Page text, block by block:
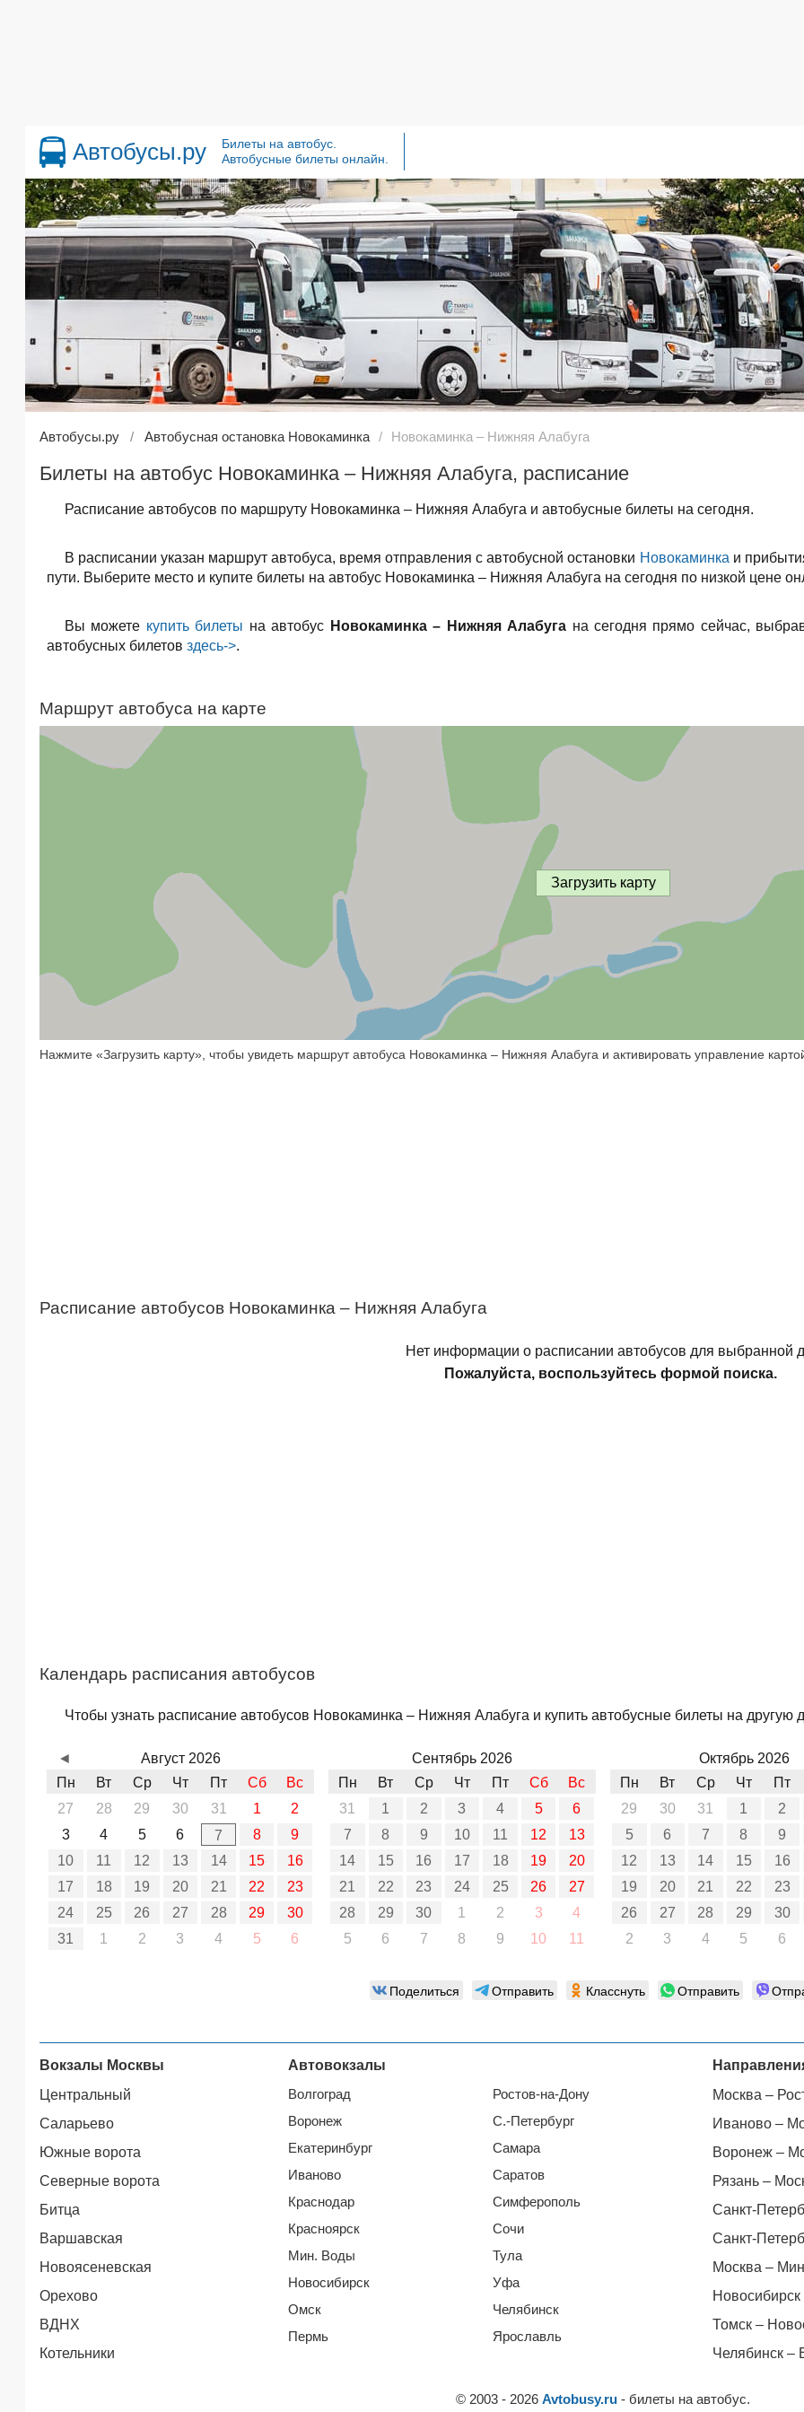
Автобусы.ру
Билеты на автобус.
Автобусные билеты онлайн.
Автобусы.ру Автобусная остановка Новокаминка Новокаминка – Нижняя Алабуга
Билеты на автобус Новокаминка – Нижняя Алабуга, расписание
Расписание автобусов по маршруту Новокаминка – Нижняя Алабуга и автобусные билеты на сегодня.
В расписании указан маршрут автобуса, время отправления с автобусной остановки Новокаминка и
пути. Выберите место и купите билеты на автобус Новокаминка – Нижняя Алабуга на сегодня по низкой цене
Вы можете купить билеты на автобус Новокаминка – Нижняя Алабуга на сегодня прямо сейчас,
автобусных билетов здесь->.
Маршрут автобуса на карте
Загрузить карту
Нажмите «Загрузить карту», чтобы увидеть маршрут автобуса Новокаминка – Нижняя Алабуга и активировать управление
Расписание автобусов Новокаминка – Нижняя Алабуга
Нет информации о расписании автобусов для выбранной
Пожалуйста, воспользуйтесь формой поиска.
Календарь расписания автобусов
Чтобы узнать расписание автобусов Новокаминка – Нижняя Алабуга и купить автобусные билеты на другую
Август 2026
Пн
Вт Ср Чт Пт Сб
Вс
27
28 29 30 31 1
2
3
4 5 6 7 8
9
10
11 12 13 14 15
16
17
18 19 20 21 22
23
24
25 26 27 28 29
30
31
1 2 3 4 5 6
Сентябрь 2026
Пн
Вт Ср Чт Пт Сб
Вс
31
1 2 3 4 5
6
7
8 9 10 11 12
13
14
15 16 17 18 19
20
21
22 23 24 25 26
27
28
29 30 1 2 3
4
5
6 7 8 9 10 11
Октябрь 2026
Пн
Вт Ср Чт
Пт
29
30 31 1
2
5
6 7 8
9
12
13 14 15
16
19
20 21 22
23
26
27 28 29
30
2
3 4 5 6
◄
Поделиться Отправить Класснуть Отправить
Вокзалы Москвы
Центральный
Саларьево
Южные ворота
Северные ворота
Битца
Варшавская
Новоясеневская
Орехово
ВДНХ
Котельники
Автовокзалы
Волгоград
Воронеж
Екатеринбург
Иваново
Краснодар
Красноярск
Мин. Воды
Новосибирск
Омск
Пермь
Ростов-на-Дону
С.-Петербург
Самара
Саратов
Симферополь
Сочи
Тула
Уфа
Челябинск
Ярославль
Москва –
Иваново –
Воронеж –
Рязань –
Санкт-
Санкт-
Москва –
Томск –
Челябинск –
© 2003 - 2026 Avtobusy.ru - билеты на автобус.